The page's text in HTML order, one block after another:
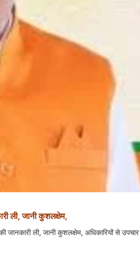
ली, जानी कुशलक्षेम,
जानकारी ली, जानी कुशलक्षेम, अधिकारियों से उपचार